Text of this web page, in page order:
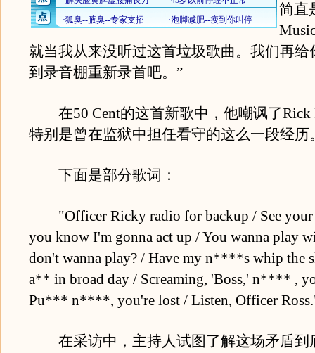
简直
就当我从来没听过这首垃圾歌曲。我们再给
到录音棚重新录首吧。”
在50 Cent的这首新歌中，他嘲讽了Rick
特别是曾在监狱中担任看守的这么一段经历
下面是部分歌词：
"Officer Ricky radio for backup / See your
you know I'm gonna act up / You wanna play
don't wanna play? / Have my n****s whip the
a** in broad day / Screaming, 'Boss,' n**** ,
Pu*** n****, you're lost / Listen, Officer
在采访中，主持人试图了解这场矛盾到